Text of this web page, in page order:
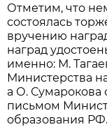
Отметим, что
состоялась
вручению
наград
именно: М.
Министерства
а О. Сумарокова
письмом
образования РФ.